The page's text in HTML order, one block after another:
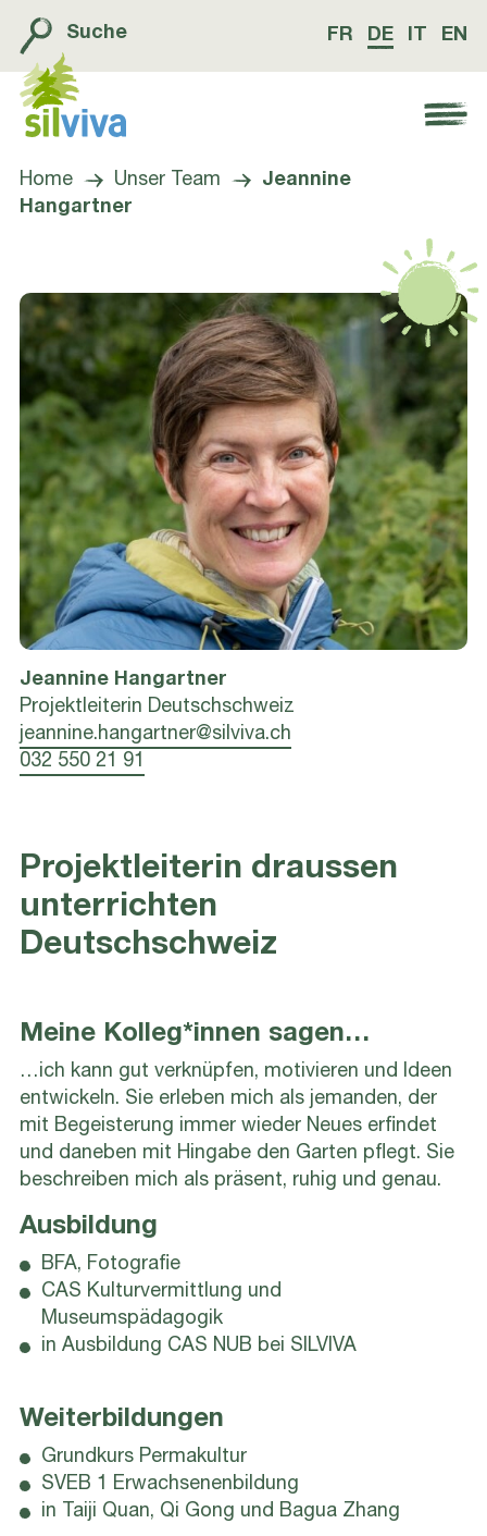
Suche FR DE EN
Navigation öffnen bzw. schliessen
Home Unser Team
Jeannine
Hangartner
Jeannine Hangartner
Projektleiterin Deutschschweiz
jeannine.hangartner@silviva.ch
032 550 21 91
Projektleiterin draussen
unterrichten
Deutschschweiz
Meine Kolleg*innen sagen…
…ich kann gut verknüpfen, motivieren und Ideen
entwickeln. Sie erleben mich als jemanden, der
mit Begeisterung immer wieder Neues erfindet
und daneben mit Hingabe den Garten pflegt. Sie
beschreiben mich als präsent, ruhig und genau.
Ausbildung
BFA, Fotografie
CAS Kulturvermittlung und
Museumspädagogik
in Ausbildung CAS NUB bei SILVIVA
Weiterbildungen
Grundkurs Permakultur
SVEB 1 Erwachsenenbildung
in Taiji Quan, Qi Gong und Bagua Zhang